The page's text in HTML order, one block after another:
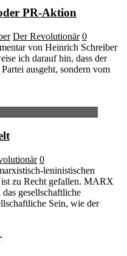
PR-Aktion
Der Revolutionär 0
von Heinrich Schreiber
ich darauf hin, dass der
ausgeht, sondern vom
0
leninistischen
zu Recht gefallen. MARX
gesellschaftliche
Sein, wie der